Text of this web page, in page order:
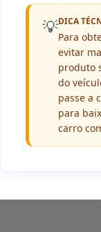
💡DICA
Para
evitar
produto
do
passe a
para
carro